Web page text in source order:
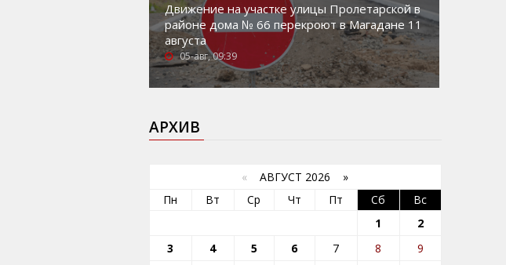
Движение на участке улицы Пролетарской в
районе дома № 66 перекроют в Магадане 11
августа
05-авг, 09:39
АРХИВ
« АВГУСТ 2026 »
Пн
Вт Ср Чт Пт Сб
Вс
1
2
3
4 5 6 7 8
9